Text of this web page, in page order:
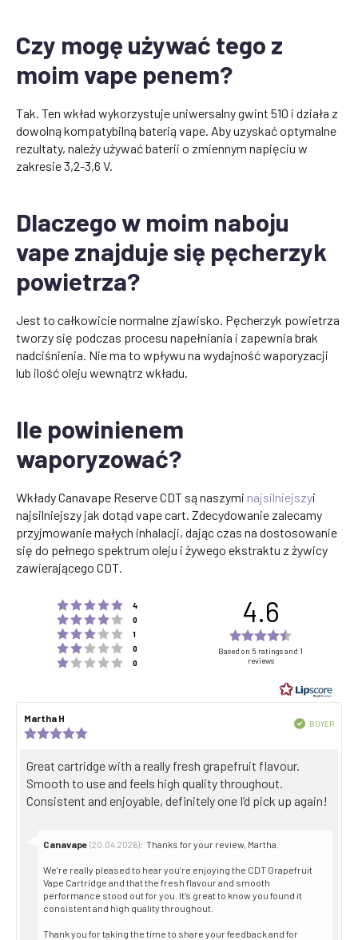
Czy mogę używać tego z
moim vape penem?
Tak. Ten wkład wykorzystuje uniwersalny gwint 510 i działa z
dowolną kompatybilną baterią vape. Aby uzyskać optymalne
rezultaty, należy używać baterii o zmiennym napięciu w
zakresie 3,2-3,6 V.
Dlaczego w moim naboju
vape znajduje się pęcherzyk
powietrza?
Jest to całkowicie normalne zjawisko. Pęcherzyk powietrza
tworzy się podczas procesu napełniania i zapewnia brak
nadciśnienia. Nie ma to wpływu na wydajność waporyzacji
lub ilość oleju wewnątrz wkładu.
Ile powinienem
waporyzować?
Wkłady Canavape Reserve CDT są naszymi najsilniejszyi
najsilniejszy jak dotąd vape cart. Zdecydowanie zalecamy
przyjmowanie małych inhalacji, dając czas na dostosowanie
się do pełnego spektrum oleju i żywego ekstraktu z żywicy
zawierającego CDT.
Rating 5 out of 5 stars
4
Rating 4 out of 5 stars
0
Rating 3 out of 5 stars
1
Rating 2 out of 5 stars
0
Rating 1 out of 5 stars
0
4.6
4.6
of
5
stars
Based on 5 ratings and 1
reviews
Review
author:
Martha H
date:
out
of
stars
VerifiedBUYER
Review
text:
Great cartridge with a really fresh grapefruit flavour.
Smooth to use and feels high quality throughout.
Consistent and enjoyable, definitely one I’d pick up again!
Reply
Canavape (20.04.2026): Thanks for your review, Martha.
We’re really pleased to hear you’re enjoying the CDT Grapefruit
Vape Cartridge and that the fresh flavour and smooth
performance stood out for you. It’s great to know you found it
consistent and high quality throughout.
Thank you for taking the time to share your feedback and for